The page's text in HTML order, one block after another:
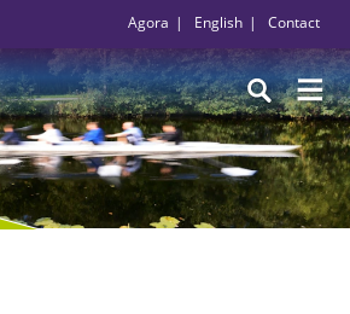
Agora English Contact